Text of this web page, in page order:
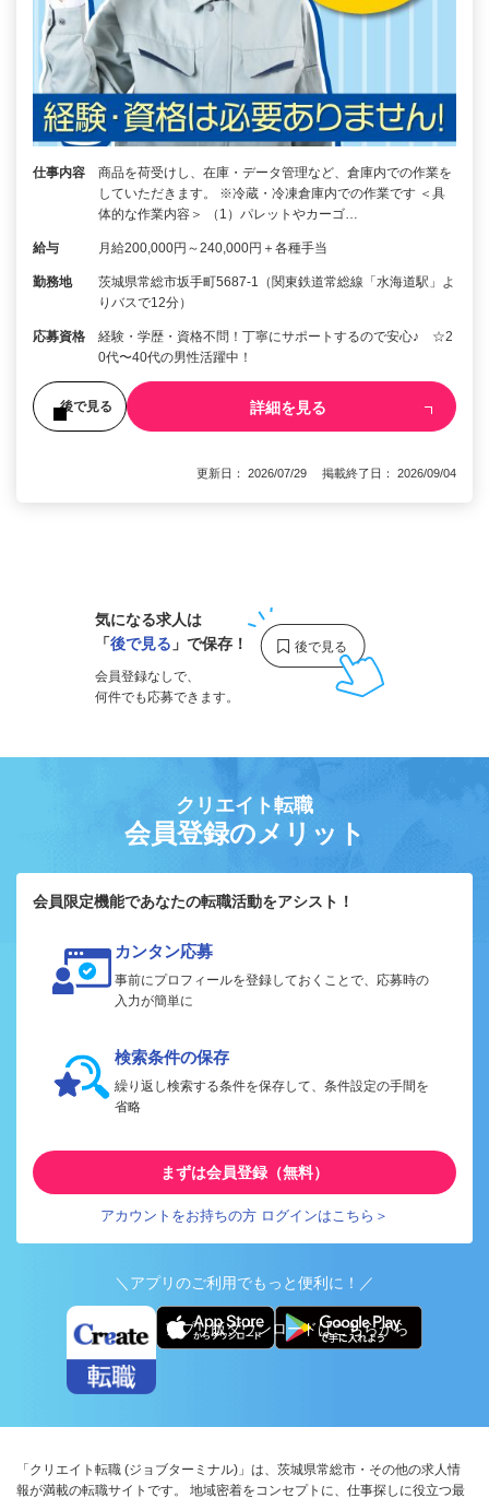
仕事内容
商品を荷受けし、在庫・データ管理など、倉庫内での作業を
していただきます。 ※冷蔵・冷凍倉庫内での作業です ＜具
体的な作業内容＞ （1）パレットやカーゴ…
給与 月給200,000円～240,000円＋各種手当
勤務地
茨城県常総市坂手町5687-1（関東鉄道常総線「水海道駅」よ
りバスで12分）
応募資格
経験・学歴・資格不問！丁寧にサポートするので安心♪ ☆2
0代〜40代の男性活躍中！
後で見る 詳細を見る
更新日： 2026/07/29 掲載終了日： 2026/09/04
気になる求人は
「後で見る 」で保存！
会員登録なしで、
何件でも応募できます。
クリエイト転職
会員登録のメリット
会員限定機能であなたの転職活動をアシスト！
カンタン応募
事前にプロフィールを登録しておくことで、応募時の
入力が簡単に
検索条件の保存
繰り返し検索する条件を保存して、条件設定の手間を
省略
まずは会員登録（無料）
アカウントをお持ちの方 ログインはこちら＞
＼アプリのご利用でもっと便利に！／
アプリ版ダウンロードはこちらから
「クリエイト転職 (ジョブターミナル)」は、茨城県常総市・その他の求人情
報が満載の転職サイトです。 地域密着をコンセプトに、仕事探しに役立つ最